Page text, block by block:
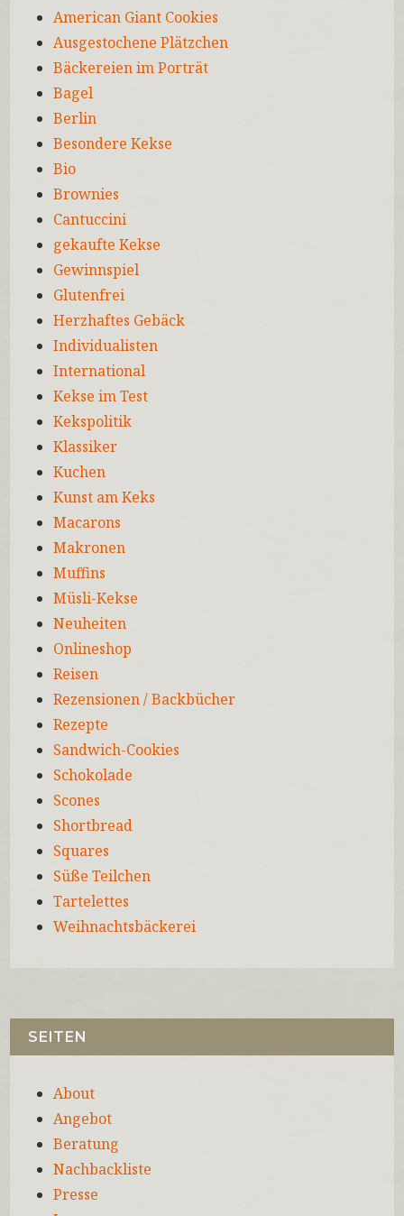
American Giant Cookies
Ausgestochene Plätzchen
Bäckereien im Porträt
Bagel
Berlin
Besondere Kekse
Bio
Brownies
Cantuccini
gekaufte Kekse
Gewinnspiel
Glutenfrei
Herzhaftes Gebäck
Individualisten
International
Kekse im Test
Kekspolitik
Klassiker
Kuchen
Kunst am Keks
Macarons
Makronen
Muffins
Müsli-Kekse
Neuheiten
Onlineshop
Reisen
Rezensionen / Backbücher
Rezepte
Sandwich-Cookies
Schokolade
Scones
Shortbread
Squares
Süße Teilchen
Tartelettes
Weihnachtsbäckerei
SEITEN
About
Angebot
Beratung
Nachbackliste
Presse